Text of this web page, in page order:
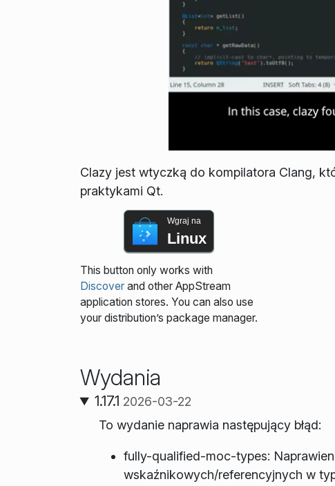
Clazy jest wtyczką do kompilatora Clang,
praktykami Qt.
Wgraj na
Linux
This button only works with
Discoverand other AppStream
application stores. You can also use
your distribution’s package manager.
Wydania
1.17.1 2026-03-22
To wydanie naprawia następujący błąd:
fully-qualified-moc-types:
wskaźnikowych/referencyjnych w